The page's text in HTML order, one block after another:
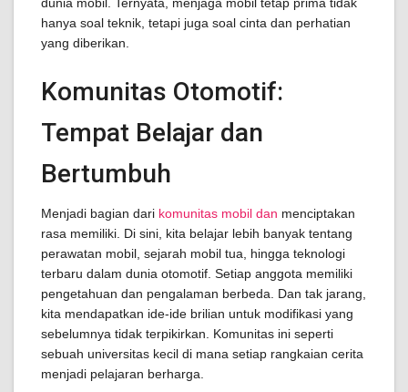
hanya soal teknik, tetapi juga soal cinta dan perhatian
yang diberikan.
Komunitas Otomotif:
Tempat Belajar dan
Bertumbuh
Menjadi bagian dari komunitas mobil dan menciptakan
rasa memiliki. Di sini, kita belajar lebih banyak tentang
perawatan mobil, sejarah mobil tua, hingga teknologi
terbaru dalam dunia otomotif. Setiap anggota memiliki
pengetahuan dan pengalaman berbeda. Dan tak jarang,
kita mendapatkan ide-ide brilian untuk modifikasi yang
sebelumnya tidak terpikirkan. Komunitas ini seperti
sebuah universitas kecil di mana setiap rangkaian cerita
menjadi pelajaran berharga.